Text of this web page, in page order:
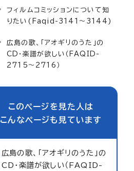
フィルムコミッションについて知
りたい(Faqid-3141～3144)
広島の歌、「アオギリのうた」の
CD・楽譜が欲しい（FAQID-
2715～2716）
このページを見た人は
こんなページも見ています
広島の歌、「アオギリのうた」の
CD・楽譜が欲しい（FAQID-